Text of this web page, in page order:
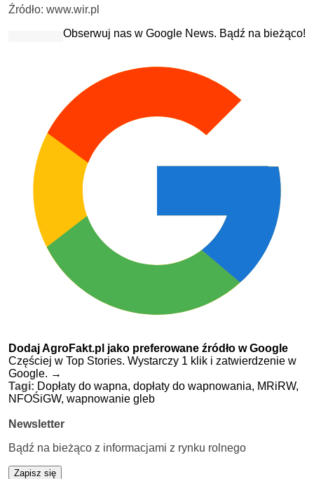
Źródło: www.wir.pl
Obserwuj nas w Google News. Bądź na bieżąco!
Dodaj AgroFakt.pl jako preferowane źródło w Google
Częściej w Top Stories. Wystarczy 1 klik i zatwierdzenie w
Google. →
Tagi: Dopłaty do wapna, dopłaty do wapnowania, MRiRW,
NFOŚiGW, wapnowanie gleb
Newsletter
Bądź na bieżąco z informacjami z rynku rolnego
Zapisz się